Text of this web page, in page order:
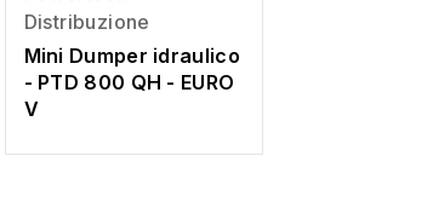
Distribuzione
Mini Dumper idraulico
- PTD 800 QH - EURO
V